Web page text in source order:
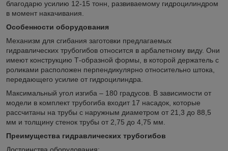
благодарю усилию 12-15 тонн, развиваемому гидроцилиндром
в момент накачивания.
Особенности оборудования
Механизм для сгибания заготовки предлагаемых
гидравлических трубогибов относится в арбалетному виду. Они
имеют конструкцию Т-образной формы, в которой держатель с
роликами расположен перпендикулярно относительно штока,
передающего усилие от гидроцилиндра.
Максимальный угол изгиба – 180 градусов. В зависимости от
модели в комплект трубогиба входит 17 насадок, которые
рассчитаны на трубы с наружным диаметром от 21,3 до 88,5
мм и толщину стенок трубы от 2,75 до 4,75 мм.
Преимущества гидравлических трубогибов